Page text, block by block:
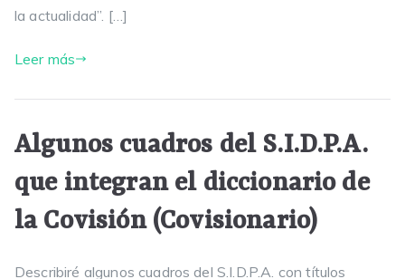
la actualidad”. […]
Leer más
Algunos cuadros del S.I.D.P.A.
que integran el diccionario de
la Covisión (Covisionario)
Describiré algunos cuadros del S.I.D.P.A. con títulos